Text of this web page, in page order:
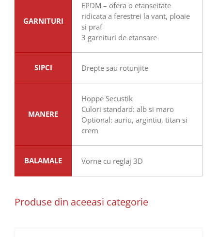
GARNITURI
EPDM – ofera o etanseitate
ridicata a ferestrei la vant, ploaie
si praf
3 garnituri de etansare
SIPCI Drepte sau rotunjite
MANERE
Hoppe Secustik
Culori standard: alb si maro
Optional: auriu, argintiu, titan si
crem
BALAMALE Vorne cu reglaj 3D
Produse din aceeasi categorie